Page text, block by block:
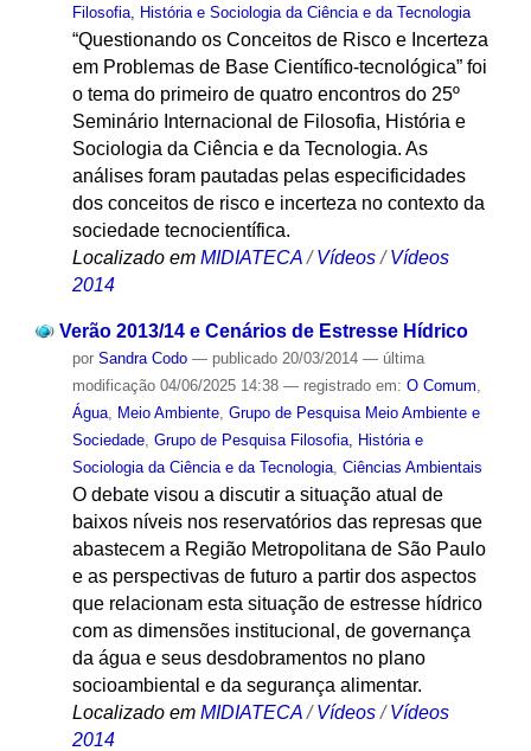
Filosofia, História e Sociologia da Ciência e da Tecnologia
“Questionando os Conceitos de Risco e Incerteza
em Problemas de Base Científico-tecnológica” foi
o tema do primeiro de quatro encontros do 25º
Seminário Internacional de Filosofia, História e
Sociologia da Ciência e da Tecnologia. As
análises foram pautadas pelas especificidades
dos conceitos de risco e incerteza no contexto da
sociedade tecnocientífica.
Localizado em MIDIATECA /Vídeos /Vídeos
2014
Verão 2013/14 e Cenários de Estresse Hídrico
por Sandra Codo — publicado20/03/2014 — última
modificação04/06/2025 14:38 — registrado em: O Comum
Água, Meio Ambiente, Grupo de Pesquisa Meio Ambiente e
Sociedade, Grupo de Pesquisa Filosofia, História e
Sociologia da Ciência e da Tecnologia, Ciências Ambientais
O debate visou a discutir a situação atual de
baixos níveis nos reservatórios das represas que
abastecem a Região Metropolitana de São Paulo
e as perspectivas de futuro a partir dos aspectos
que relacionam esta situação de estresse hídrico
com as dimensões institucional, de governança
da água e seus desdobramentos no plano
socioambiental e da segurança alimentar.
Localizado em MIDIATECA /Vídeos /Vídeos
2014